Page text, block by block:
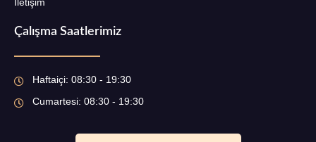
Çalışma Saatlerimiz
Haftaiçi: 08:30 - 19:30
Cumartesi: 08:30 - 19:30